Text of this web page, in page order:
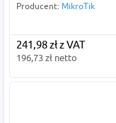
Producent: MikroTik
241,98 zł z VAT
196,73 zł netto